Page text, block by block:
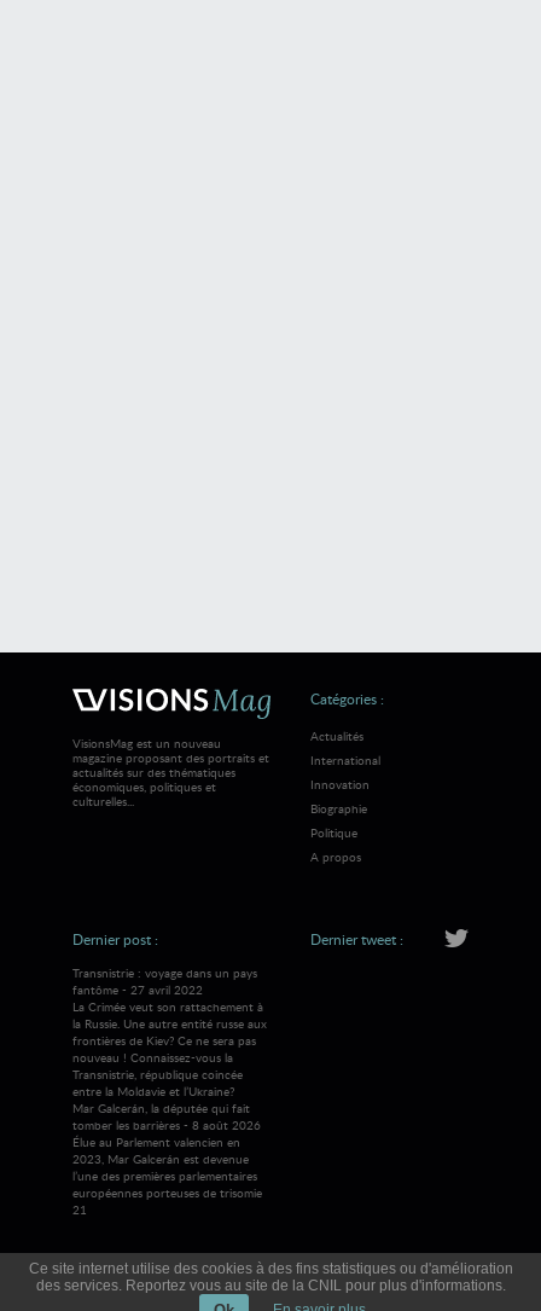
Ce site internet utilise des cookies à des fins statistiques ou d'amélioration
des services. Reportez vous au site de la CNIL pour plus d'informations.
VisionsMag est un nouveau
magazine proposant des portraits et
actualités sur des thématiques
économiques, politiques et
culturelles...
Catégories :
Actualités
International
Innovation
Biographie
Politique
A propos
Dernier post :
Transnistrie : voyage dans un pays
fantôme - 27 avril 2022
La Crimée veut son rattachement à
la Russie. Une autre entité russe aux
frontières de Kiev? Ce ne sera pas
nouveau ! Connaissez-vous la
Transnistrie, république coincée
entre la Moldavie et l’Ukraine?
Mar Galcerán, la députée qui fait
tomber les barrières - 8 août 2026
Élue au Parlement valencien en
2023, Mar Galcerán est devenue
l’une des premières parlementaires
européennes porteuses de trisomie
21
Dernier tweet :
© 2026 Visions Mag Tous droits réservés